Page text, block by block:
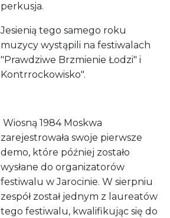
perkusja.
Jesienią tego samego roku
muzycy wystąpili na festiwalach
"Prawdziwe Brzmienie Łodzi" i
Kontrrockowisko".
Wiosną 1984 Moskwa
zarejestrowała swoje pierwsze
demo, które później zostało
wysłane do organizatorów
festiwalu w Jarocinie. W sierpniu
zespół został jednym z laureatów
tego festiwalu, kwalifikując się do